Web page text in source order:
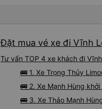
Đặt mua vé xe đi Vĩnh
Tư vấn TOP 4 xe khách đi
🚌 1. Xe Trọng Thủy
🚌 2. Xe Mạnh Hùng
🚌 3. Xe Thảo Mạnh